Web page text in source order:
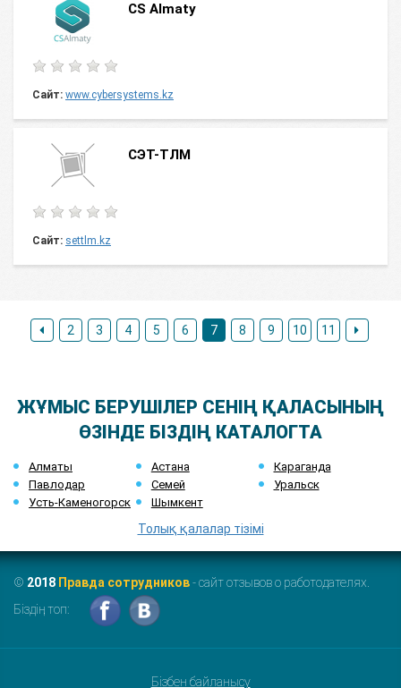
CS Almaty
Сайт: www.cybersystems.kz
CЭТ-ТЛМ
Сайт: settlm.kz
2 3 4 5 6 7 8 9 10 11
ЖҰМЫС БЕРУШІЛЕР СЕНІҢ ҚАЛАСЫНЫҢ
ӨЗІНДЕ БІЗДІҢ КАТАЛОГТА
Алматы Астана
Караганда
Павлодар
Семей
Уральск
Усть-Каменогорск
Шымкент
Толық қалалар тізімі
© 2018 Правда сотрудников- сайт отзывов о работодателях.
Біздің топ:
Бізбен байланысу